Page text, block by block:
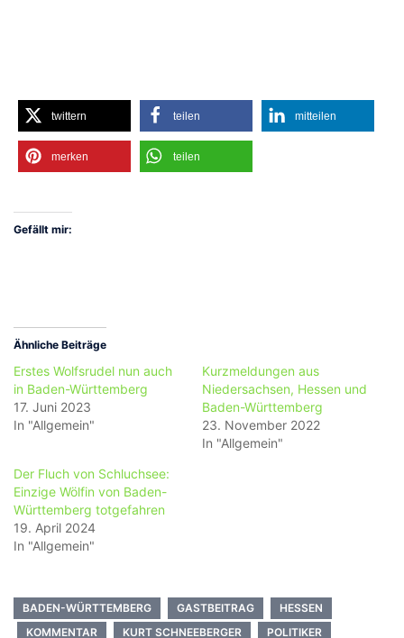
twittern teilen mitteilen
merken teilen
Gefällt mir:
Ähnliche Beiträge
Erstes Wolfsrudel nun auch
in Baden-Württemberg
17. Juni 2023
In "Allgemein"
Kurzmeldungen aus
Niedersachsen, Hessen und
Baden-Württemberg
23. November 2022
In "Allgemein"
Der Fluch von Schluchsee:
Einzige Wölfin von Baden-
Württemberg totgefahren
19. April 2024
In "Allgemein"
BADEN-WÜRTTEMBERG GASTBEITRAG
HESSEN
KOMMENTAR
KURT SCHNEEBERGER POLITIKER